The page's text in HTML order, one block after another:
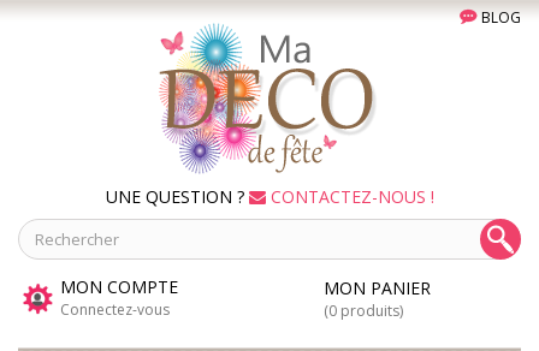
BLOG
UNE QUESTION ? CONTACTEZ-NOUS !
MON COMPTE
Connectez-vous
MON PANIER
(0 produits)